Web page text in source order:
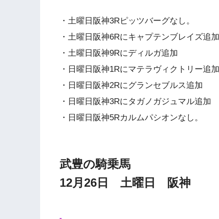
・土曜日阪神3Rピッツバーグなし。
・土曜日阪神6Rにキャプテンブレイズ追加
・土曜日阪神9Rにディルガ追加
・日曜日阪神1Rにマテラヴィクトリー追加
・日曜日阪神2Rにグランセブルス追加
・日曜日阪神3Rにタガノガジュマル追加
・日曜日阪神5Rカルムパシオンなし。
武豊の騎乗馬
12月26日 土曜日 阪神